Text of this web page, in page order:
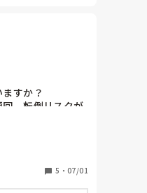
すか？
、転倒リスクが
。
についた話した
時もたまに起き
は担座位になっ
転倒リスク高く
ので超低床ベッド
5 ・ 07/01